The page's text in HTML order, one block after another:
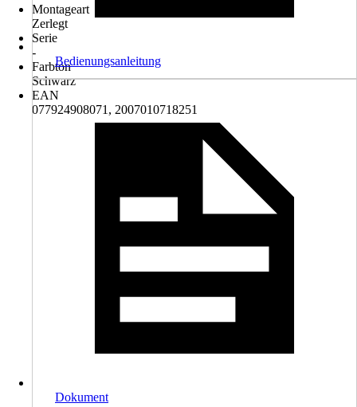
Montageart
Zerlegt
Serie
-
Farbton
Schwarz
EAN
077924908071, 2007010718251
Bedienungsanleitung
Dokument